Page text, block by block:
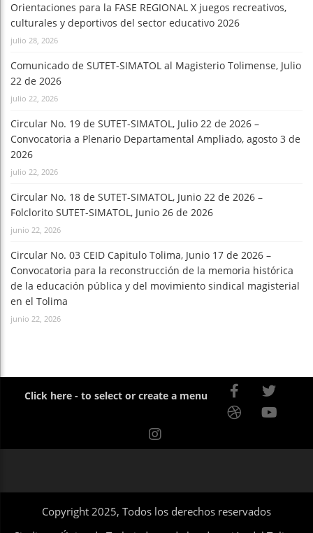
Orientaciones para la FASE REGIONAL X juegos recreativos,
culturales y deportivos del sector educativo 2026
julio 28, 2026
Comunicado de SUTET-SIMATOL al Magisterio Tolimense, Julio
22 de 2026
julio 22, 2026
Circular No. 19 de SUTET-SIMATOL, Julio 22 de 2026 –
Convocatoria a Plenario Departamental Ampliado, agosto 3 de
2026
julio 22, 2026
Circular No. 18 de SUTET-SIMATOL, Junio 22 de 2026 –
Folclorito SUTET-SIMATOL, Junio 26 de 2026
junio 22, 2026
Circular No. 03 CEID Capitulo Tolima, Junio 17 de 2026 –
Convocatoria para la reconstrucción de la memoria histórica
de la educación pública y del movimiento sindical magisterial
en el Tolima
junio 22, 2026
Click here - to select or create a menu
Copyright 2025, Todos los derechos reservados